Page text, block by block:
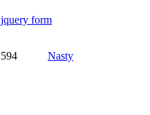
jquery form
594 Nasty